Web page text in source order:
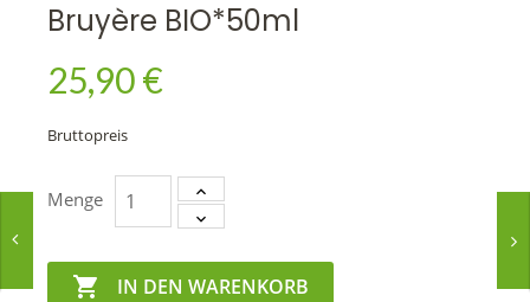
Bruyère BIO*50ml
25,90 €
Bruttopreis
Menge
 IN DEN WARENKORB